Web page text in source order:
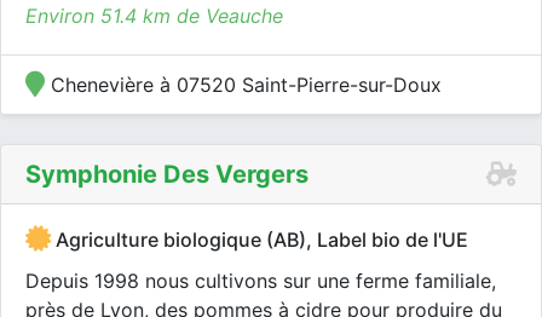
Environ 51.4 km de Veauche
Chenevière à 07520 Saint-Pierre-sur-Doux
Symphonie Des Vergers
Agriculture biologique (AB), Label bio de l'UE
Depuis 1998 nous cultivons sur une ferme familiale,
près de Lyon, des pommes à cidre pour produire du